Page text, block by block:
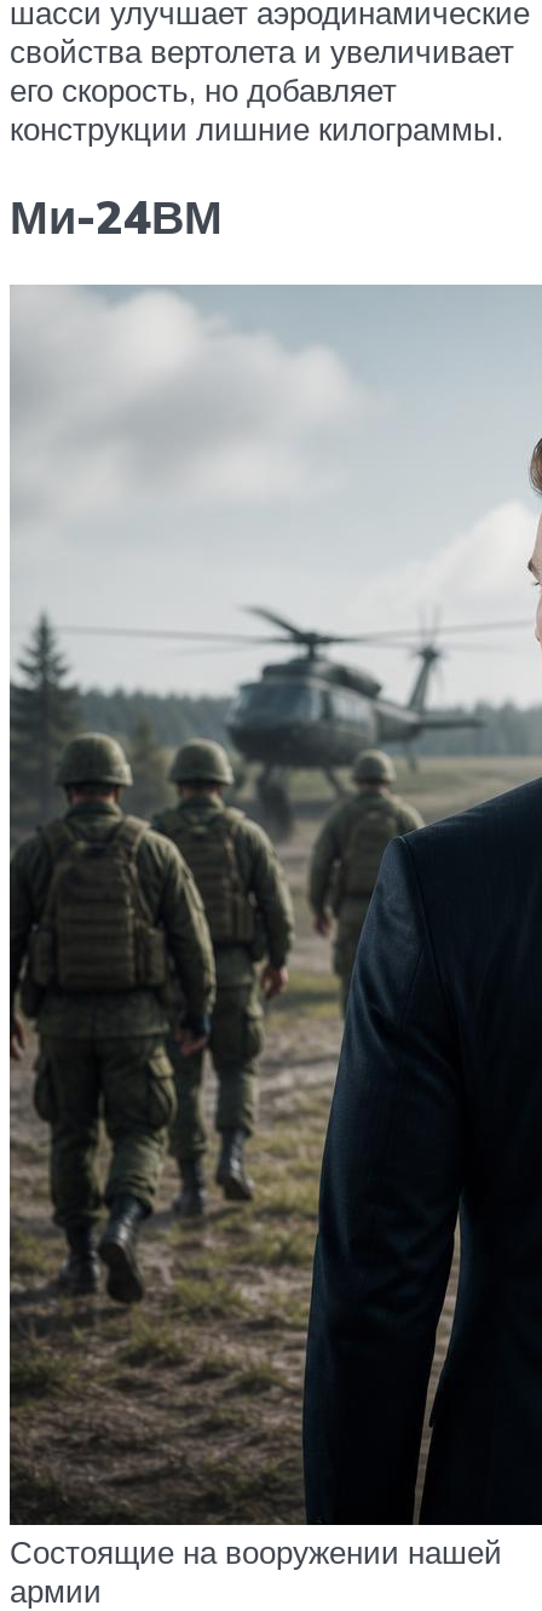
шасси улучшает аэродинамические
свойства вертолета и увеличивает
его скорость, но добавляет
конструкции лишние килограммы.
Ми-24ВМ
Состоящие на вооружении нашей
армии